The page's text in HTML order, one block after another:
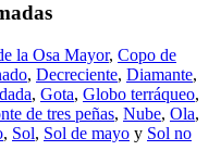
la Osa Mayor, Copo de
, Decreciente, Diamante,
, Gota, Globo terráqueo,
de tres peñas, Nube, Ola,
, Sol, Sol de mayo y Sol no